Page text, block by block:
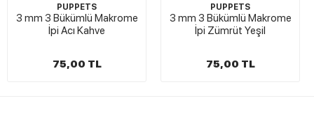
PUPPETS
3 mm 3 Bükümlü Makrome
İpi Zümrüt Yeşil
75,00 TL
PUPPETS
3 mm 3 Bükümlü
İpi Havacı Mavi
75,00 TL